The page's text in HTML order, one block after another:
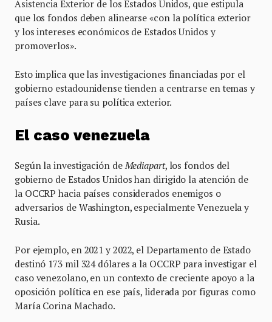
Asistencia Exterior de los Estados Unidos, que estipula
que los fondos deben alinearse «con la política exterior
y los intereses económicos de Estados Unidos y
promoverlos».
Esto implica que las investigaciones financiadas por el
gobierno estadounidense tienden a centrarse en temas y
países clave para su política exterior.
El caso venezuela
Según la investigación deMediapart, los fondos del
gobierno de Estados Unidos han dirigido la atención de
la OCCRP hacia países considerados enemigos o
adversarios de Washington, especialmente Venezuela y
Rusia.
Por ejemplo, en 2021 y 2022, el Departamento de Estado
destinó 173 mil 324 dólares a la OCCRP para investigar el
caso venezolano, en un contexto de creciente apoyo a la
oposición política en ese país, liderada por figuras como
María Corina Machado.